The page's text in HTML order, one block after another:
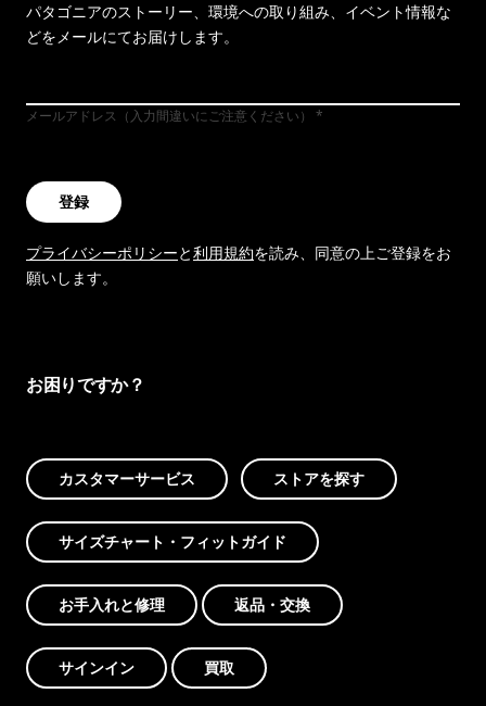
パタゴニアのストーリー、環境への取り組み、イベント情報な
どをメールにてお届けします。
メールアドレス（入力間違いにご注意ください）
登録
プライバシーポリシーと利用規約を読み、同意の上ご登録をお
願いします。
お困りですか？
カスタマーサービス ストアを探す
サイズチャート・フィットガイド
お手入れと修理 返品・交換
サインイン 買取